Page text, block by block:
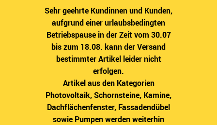
Sehr geehrte Kundinnen und Kunden,
aufgrund einer urlaubsbedingten
Betriebspause in der Zeit vom 30.07
bis zum 18.08. kann der Versand
bestimmter Artikel leider nicht
erfolgen.
Artikel aus den Kategorien
Photovoltaik, Schornsteine, Kamine,
Dachflächenfenster, Fassadendübel
sowie Pumpen werden weiterhin